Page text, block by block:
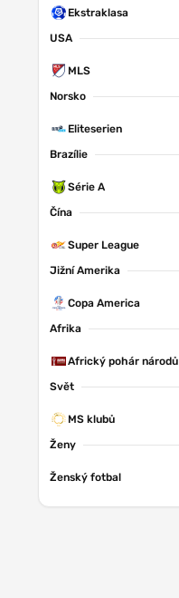
Ekstraklasa
USA
MLS
Norsko
Eliteserien
Brazílie
Série A
Čína
Super League
Jižní Amerika
Copa America
Afrika
Africký pohár národů
Svět
MS klubů
Ženy
Ženský fotbal